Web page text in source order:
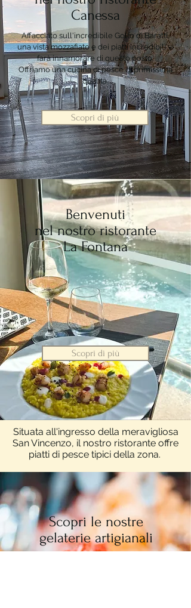
Canessa
Affacciato sull'incredibile Golfo di Baratti,
una vista mozzafiato e dei piatti incredibili vi
farà innamorare di questo posto.
Offriamo una cucina di pesce di primissima
qualità.
Scopri di più
Benvenuti
nel nostro ristorante
La Fontana
Scopri di più
Situata all'ingresso della meravigliosa
San Vincenzo, il nostro ristorante offre
piatti di pesce tipici della zona.
Scopri le nostre
gelaterie artigianali